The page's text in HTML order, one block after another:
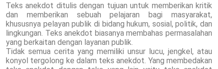
Teks anekdot ditulis dengan tujuan untuk memberikan kritik
dan memberikan sebuah pelajaran bagi masyarakat,
khususnya pelayan publik di bidang hukum, sosial, politik, dan
lingkungan. Teks anekdot biasanya membahas permasalahan
yang berkaitan dengan layanan publik.
Tidak semua cerita yang memiliki unsur lucu, jengkel, atau
konyol tergolong ke dalam teks anekdot. Yang membedakan